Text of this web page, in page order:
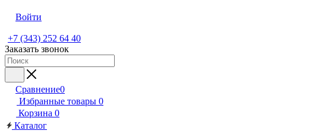
Войти
+7 (343) 252 64 40
Заказать звонок
Сравнение0
Избранные товары 0
Корзина 0
Каталог